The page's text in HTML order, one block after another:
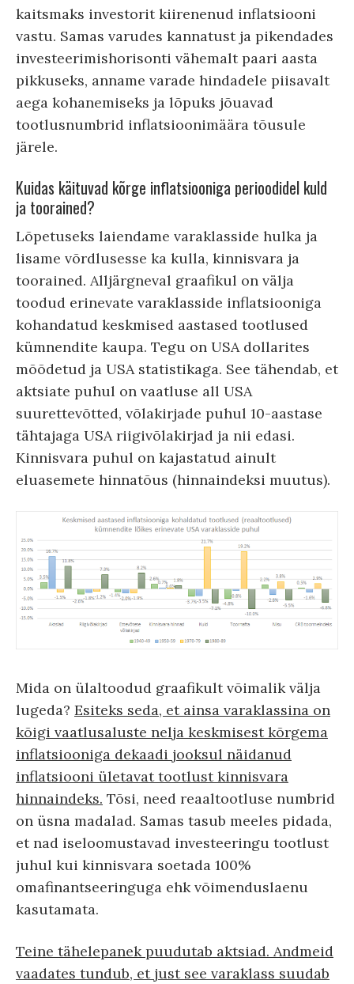
kaitsmaks investorit kiirenenud inflatsiooni
vastu. Samas varudes kannatust ja pikendades
investeerimishorisonti vähemalt paari aasta
pikkuseks, anname varade hindadele piisavalt
aega kohanemiseks ja lõpuks jõuavad
tootlusnumbrid inflatsioonimäära tõusule
järele.
Kuidas käituvad kõrge inflatsiooniga perioodidel kuld
ja toorained?
Lõpetuseks laiendame varaklasside hulka ja
lisame võrdlusesse ka kulla, kinnisvara ja
toorained. Alljärgneval graafikul on välja
toodud erinevate varaklasside inflatsiooniga
kohandatud keskmised aastased tootlused
kümnendite kaupa. Tegu on USA dollarites
mõõdetud ja USA statistikaga. See tähendab, et
aktsiate puhul on vaatluse all USA
suurettevõtted, võlakirjade puhul 10-aastase
tähtajaga USA riigivõlakirjad ja nii edasi.
Kinnisvara puhul on kajastatud ainult
eluasemete hinnatõus (hinnaindeksi muutus).
Mida on ülaltoodud graafikult võimalik välja
lugeda? Esiteks seda, et ainsa varaklassina on
kõigi vaatlusaluste nelja keskmisest kõrgema
inflatsiooniga dekaadi jooksul näidanud
inflatsiooni ületavat tootlust kinnisvara
hinnaindeks. Tõsi, need reaaltootluse numbrid
on üsna madalad. Samas tasub meeles pidada,
et nad iseloomustavad investeeringu tootlust
juhul kui kinnisvara soetada 100%
omafinantseeringuga ehk võimenduslaenu
kasutamata.
Teine tähelepanek puudutab aktsiad. Andmeid
vaadates tundub, et just see varaklass suudab